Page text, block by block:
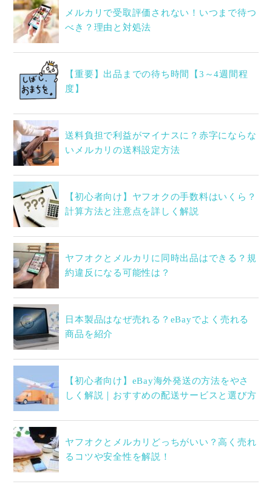
メルカリで受取評価されない！いつまで待つ
べき？理由と対処法
【重要】出品までの待ち時間【3～4週間程
度】
送料負担で利益がマイナスに？赤字にならな
いメルカリの送料設定方法
【初心者向け】ヤフオクの手数料はいくら？
計算方法と注意点を詳しく解説
ヤフオクとメルカリに同時出品はできる？規
約違反になる可能性は？
日本製品はなぜ売れる？eBayでよく売れる
商品を紹介
【初心者向け】eBay海外発送の方法をやさ
しく解説｜おすすめの配送サービスと選び方
ヤフオクとメルカリどっちがいい？高く売れ
るコツや安全性を解説！